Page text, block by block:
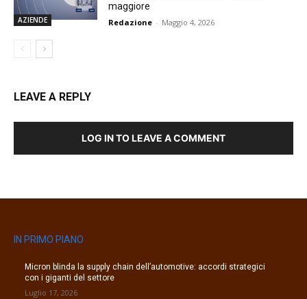
AZIENDE
maggiore
Redazione - Maggio 4, 2026
LEAVE A REPLY
LOG IN TO LEAVE A COMMENT
IN PRIMO PIANO
Micron blinda la supply chain dell’automotive: accordi strategici
con i giganti del settore
Luglio 17, 2026